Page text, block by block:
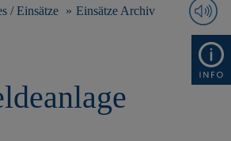
/ Einsätze
Einsätze Archiv